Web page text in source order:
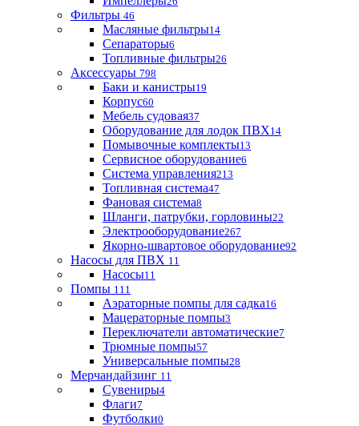
Фильтры 46
Масляные фильтры14
Сепараторы6
Топливные фильтры26
Аксессуары 798
Баки и канистры19
Корпус60
Мебель судовая37
Оборудование для лодок ПВХ14
Помывочные комплекты13
Сервисное оборудование6
Система управления213
Топливная система47
Фановая система8
Шланги, патрубки, горловины22
Электрооборудование267
Якорно-швартовое оборудование92
Насосы для ПВХ 11
Насосы11
Помпы 111
Аэраторные помпы для садка16
Мацераторные помпы3
Переключатели автоматические7
Трюмные помпы57
Универсальные помпы28
Мерчандайзинг 11
Сувениры4
Флаги7
Футболки0